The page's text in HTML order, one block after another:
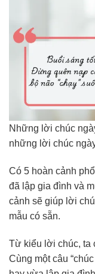
Những lời chúc
những lời chúc
Có 5 hoàn cảnh
đã lập gia đình và
cảnh sẽ giúp lời
mẫu có sẵn.
Từ kiểu lời chúc, ta
Cùng một câu